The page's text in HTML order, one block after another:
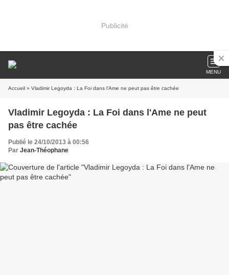
Publicité
MENU
Accueil » Vladimir Legoyda : La Foi dans l'Ame ne peut pas être cachée
Vladimir Legoyda : La Foi dans l'Ame ne peut
pas être cachée
Publié le 24/10/2013 à 00:56
Par Jean-Théophane